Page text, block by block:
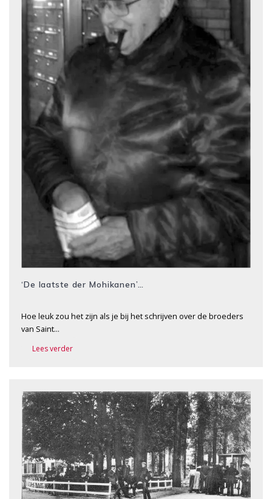
‘De laatste der Mohikanen’…
Hoe leuk zou het zijn als je bij het schrijven over de broeders
van Saint…
Lees verder